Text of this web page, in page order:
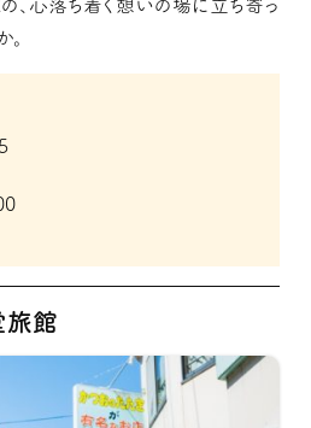
、心落ち着く憩いの場に立ち寄っ
旅館